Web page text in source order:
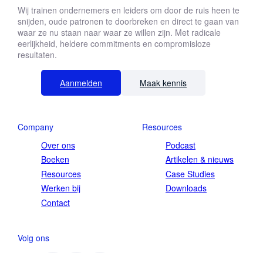
Wij trainen ondernemers en leiders om door de ruis heen te
snijden, oude patronen te doorbreken en direct te gaan van
waar ze nu staan naar waar ze willen zijn. Met radicale
eerlijkheid, heldere commitments en compromisloze
resultaten.
Aanmelden Maak kennis
Company
Over ons
Boeken
Resources
Werken bij
Contact
Resources
Podcast
Artikelen & nieuws
Case Studies
Downloads
Volg ons